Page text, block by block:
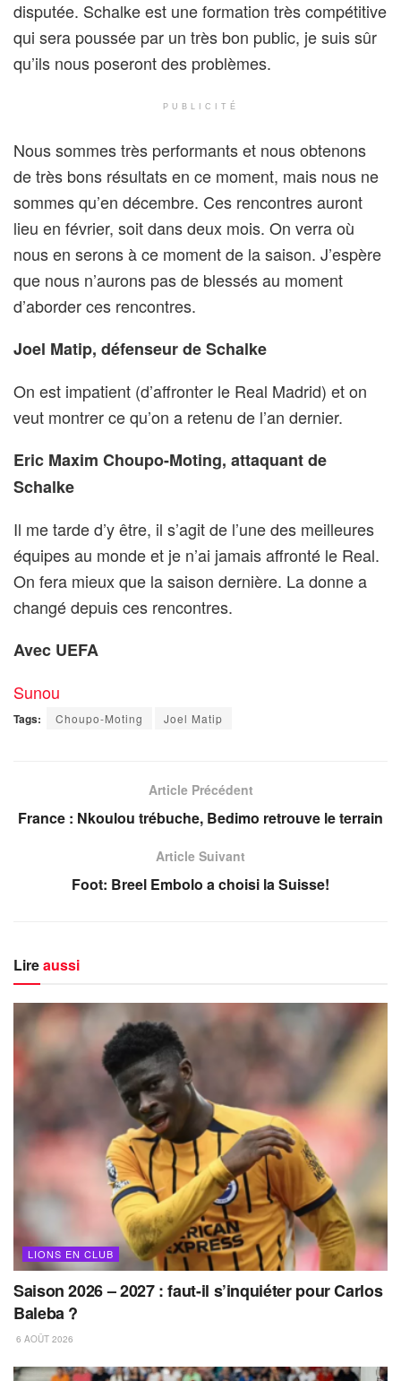
disputée. Schalke est une formation très compétitive
qui sera poussée par un très bon public, je suis sûr
qu’ils nous poseront des problèmes.
PUBLICITÉ
Nous sommes très performants et nous obtenons
de très bons résultats en ce moment, mais nous ne
sommes qu’en décembre. Ces rencontres auront
lieu en février, soit dans deux mois. On verra où
nous en serons à ce moment de la saison. J’espère
que nous n’aurons pas de blessés au moment
d’aborder ces rencontres.
Joel Matip, défenseur de Schalke
On est impatient (d’affronter le Real Madrid) et on
veut montrer ce qu’on a retenu de l’an dernier.
Eric Maxim Choupo-Moting, attaquant de
Schalke
Il me tarde d’y être, il s’agit de l’une des meilleures
équipes au monde et je n’ai jamais affronté le Real.
On fera mieux que la saison dernière. La donne a
changé depuis ces rencontres.
Avec UEFA
Sunou
Tags: Choupo-Moting Joel Matip
Article Précédent
France : Nkoulou trébuche, Bedimo retrouve le terrain
Article Suivant
Foot: Breel Embolo a choisi la Suisse!
Lireaussi
LIONS EN CLUB
Saison 2026 – 2027 : faut-il s’inquiéter pour Carlos
Baleba ?
6 AOÛT 2026